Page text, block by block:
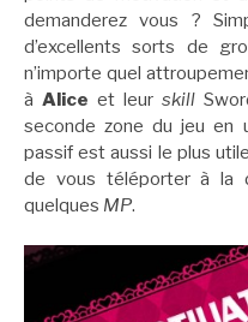
demanderez vous ?
d’excellents sorts de
n’importe quel
à Alice et leur skill
seconde zone du jeu en
passif est aussi le plus
de vous téléporter à la
quelques MP.